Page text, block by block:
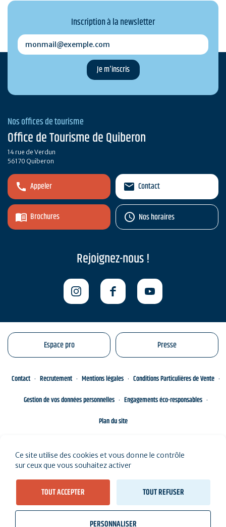
Voir les résultats sur la carte ( 94 résultats)
Inscription à la newsletter
monmail@exemple.com
Nos offices de tourisme
Office de Tourisme de Quiberon
14 rue de Verdun
56170 Quiberon
Appeler
Brochures
Contact
Nos horaires
Rejoignez-nous !
Espace pro Presse
Contact Recrutement Mentions légales
Conditions Particulières de Vente
Gestion de vos données personnelles
Engagements éco-responsables
Plan du site
Ce site utilise des cookies et vous donne le contrôle
sur ceux que vous souhaitez activer
TOUT ACCEPTER TOUT REFUSER
PERSONNALISER